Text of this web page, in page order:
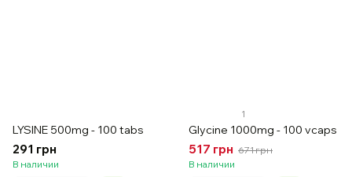
LYSINE 500mg - 100 tabs
291 грн
В наличии
1
Glycine 1000mg - 100 vcaps
517 грн 671 грн
В наличии